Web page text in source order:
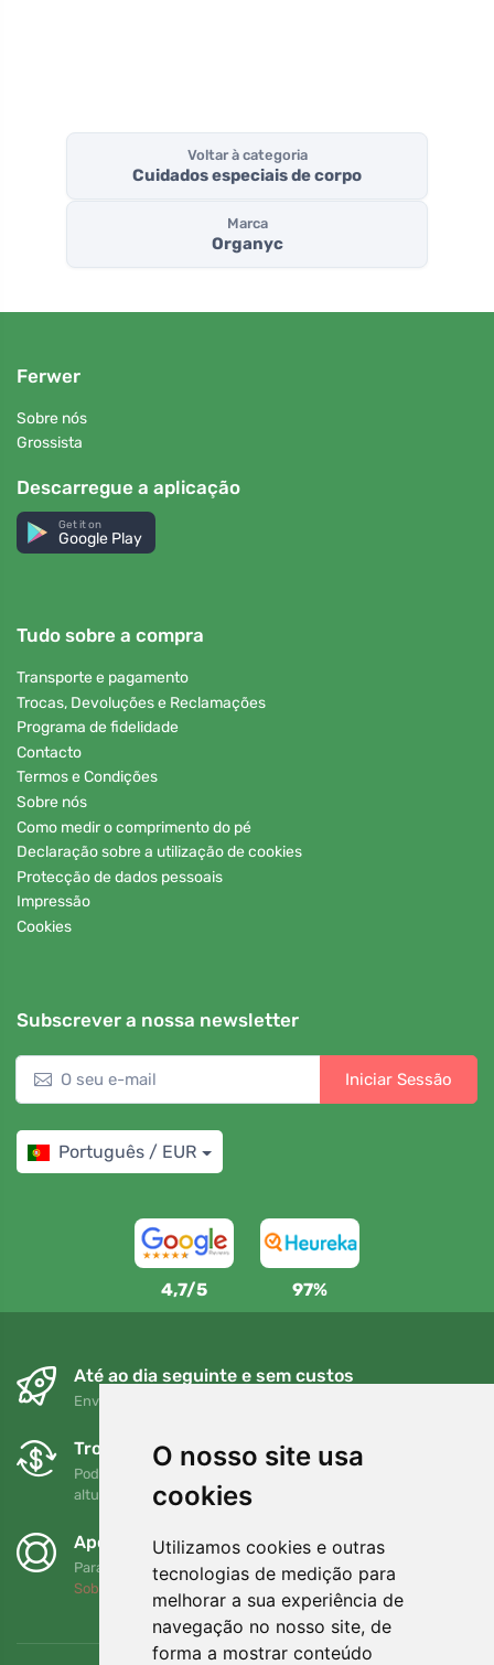
O nosso site usa
cookies
Utilizamos cookies e outras
tecnologias de medição para
melhorar a sua experiência de
navegação no nosso site, de
forma a mostrar conteúdo
Voltar à categoria
Cuidados especiais de corpo
Marca
Organyc
Ferwer
Sobre nós
Grossista
Descarregue a aplicação
Get it on
Google Play
Tudo sobre a compra
Transporte e pagamento
Trocas, Devoluções e Reclamações
Programa de fidelidade
Contacto
Termos e Condições
Sobre nós
Como medir o comprimento do pé
Declaração sobre a utilização de cookies
Protecção de dados pessoais
Impressão
Cookies
Subscrever a nossa newsletter
Iniciar Sessão
Português / EUR
4,7/5 97%
Até ao dia seguinte e sem custos
Envio gratuito para encomendas superiores a 80 EUR
Trocas e devoluções gratuitas
Pode devolver ou trocar a sua encomenda em qualquer
altura no prazo de 90 dias
Apoiamos a Trees.org
Para cada encomenda plantamos uma árvore! Leia mais
Sobre nós